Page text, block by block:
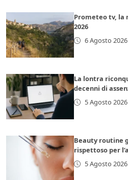
Prometeo tv, la
2026
6 Agosto 2026
La lontra
decenni di
5 Agosto 2026
Beauty routine
rispettoso per
5 Agosto 2026